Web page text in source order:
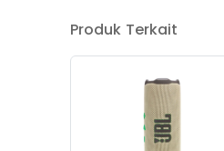
Produk Terkait